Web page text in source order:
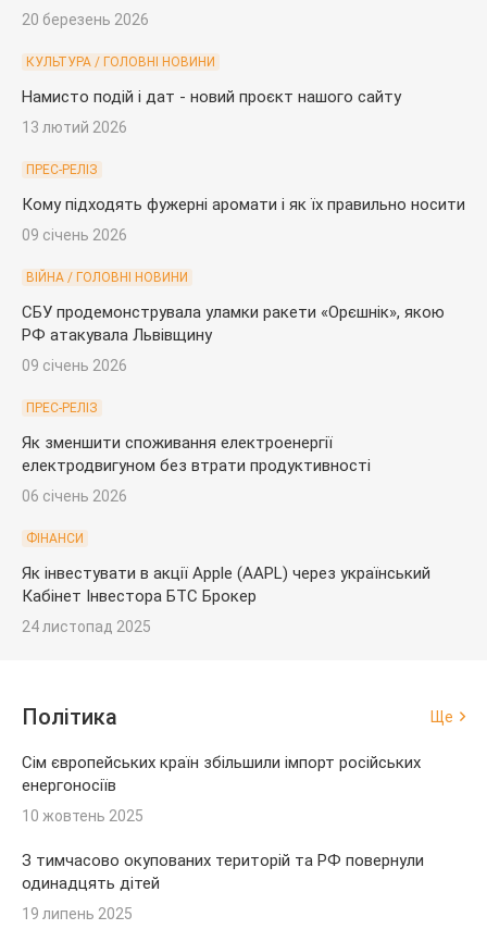
20 березень 2026
КУЛЬТУРА / ГОЛОВНІ НОВИНИ
Намисто подій і дат - новий проєкт нашого сайту
13 лютий 2026
ПРЕС-РЕЛІЗ
Кому підходять фужерні аромати і як їх правильно носити
09 січень 2026
ВІЙНА / ГОЛОВНІ НОВИНИ
СБУ продемонструвала уламки ракети «Орєшнік», якою
РФ атакувала Львівщину
09 січень 2026
ПРЕС-РЕЛІЗ
Як зменшити споживання електроенергії
електродвигуном без втрати продуктивності
06 січень 2026
ФІНАНСИ
Як інвестувати в акції Apple (AAPL) через український
Кабінет Інвестора БТС Брокер
24 листопад 2025
Політика Ще
Сім європейських країн збільшили імпорт російських
енергоносіїв
10 жовтень 2025
З тимчасово окупованих територій та РФ повернули
одинадцять дітей
19 липень 2025